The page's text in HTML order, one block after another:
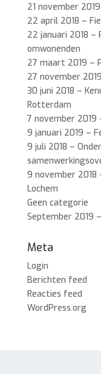
21 november
22 april 2018 –
22 januari 2018
omwonenden
27 maart 2019 –
27 november
30 juni 2018 –
Rotterdam
7 november 2019
9 januari 2019 –
9 juli 2018 –
9 november 2018
Lochem
Geen categorie
September 2019
Meta
Login
Berichten feed
Reacties feed
WordPress.org